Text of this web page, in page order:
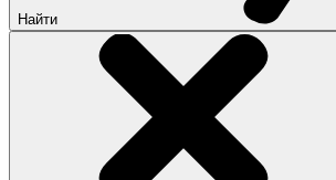
Найти